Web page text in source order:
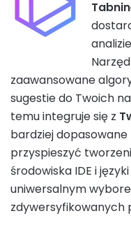
zaawansowane
sugestie do Twoich
temu integruje się z
bardziej
przyspieszyć
środowiska IDE i
uniwersalnym
zdywersyfikowanych